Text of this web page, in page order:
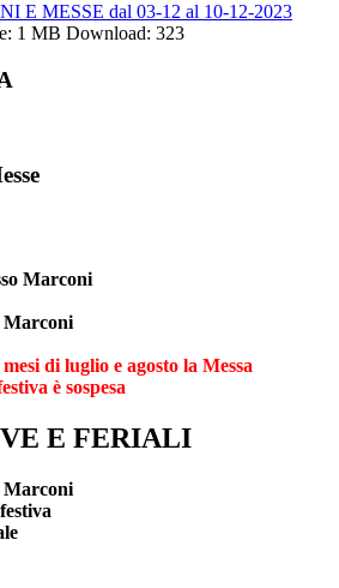
E MESSE dal 03-12 al 10-12-2023
1 MB Download: 323
Marconi
Marconi
di luglio e agosto la Messa
è sospesa
E FERIALI
Marconi